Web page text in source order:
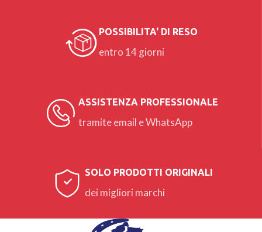
POSSIBILITA' DI RESO
entro 14 giorni
ASSISTENZA PROFESSIONALE
tramite email e WhatsApp
SOLO PRODOTTI ORIGINALI
dei migliori marchi